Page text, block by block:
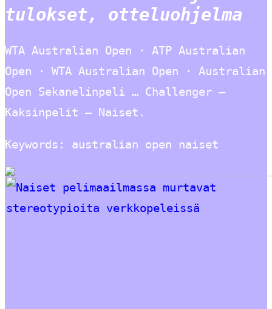
tulokset, otteluohjelma
WTA Australian Open · ATP Australian
Open · WTA Australian Open · Australian
Open Sekanelinpeli … Challenger –
Kaksinpelit – Naiset.
Keywords: australian open naiset